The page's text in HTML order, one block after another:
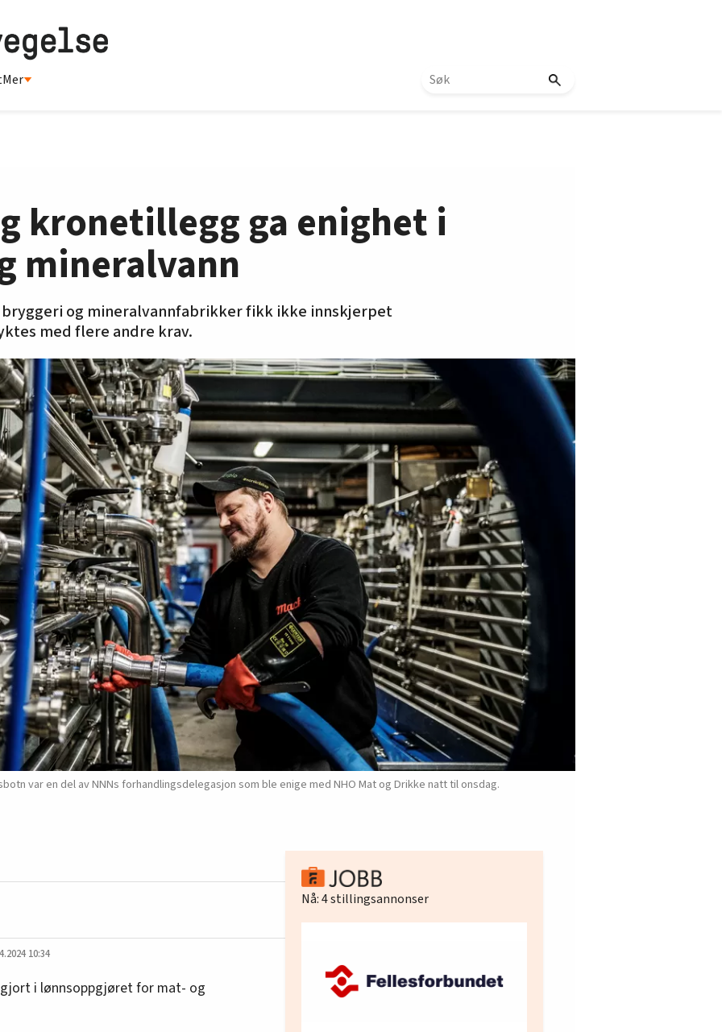
Mer
kronetillegg ga enighet i
mineralvann
og mineralvannfabrikker fikk ikke innskjerpet
med flere andre krav.
var en del av NNNs forhandlingsdelegasjon som ble enige med NHO Mat og Drikke natt til onsdag.
10:34
i lønnsoppgjøret for mat- og
Nå:4stillingsannonser